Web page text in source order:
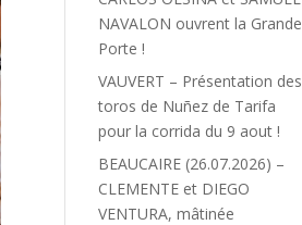
NAVALON ouvrent la Grande
Porte !
VAUVERT – Présentation des
toros de Nuñez de Tarifa
pour la corrida du 9 aout !
BEAUCAIRE (26.07.2026) –
CLEMENTE et DIEGO
VENTURA, mâtinée